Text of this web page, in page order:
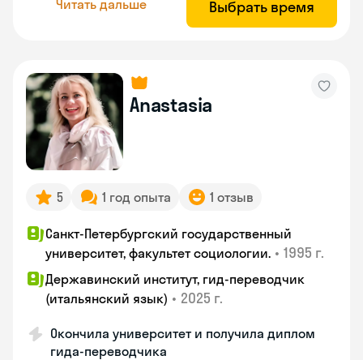
Читать дальше Выбрать время
Anastasia
5 1 год опыта 1 отзыв
Санкт-Петербургский государственный
университет, факультет социологии. • 1995 г.
Державинский институт, гид-переводчик
(итальянский язык) • 2025 г.
Окончила университет и получила диплом
гида-переводчика